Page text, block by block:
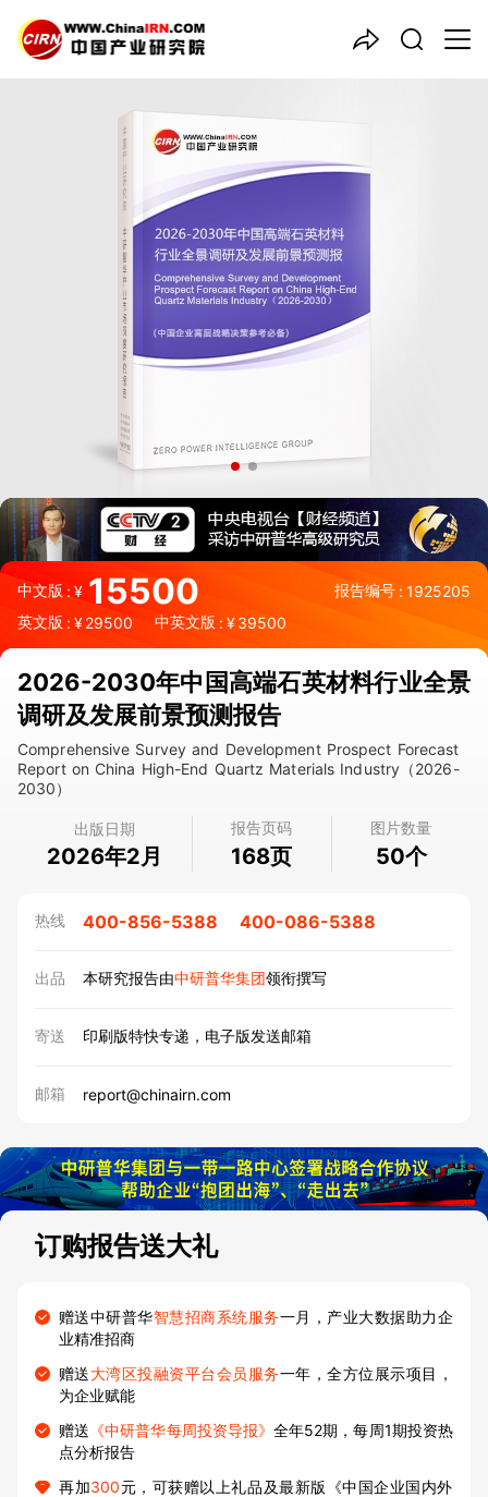
中文版:¥ 15500 报告编号 : 1925205
英文版 : ¥29500 中英文版 : ¥39500
2026-2030年中国高端石英材料行业全景
调研及发展前景预测报告
Comprehensive Survey and Development Prospect Forecast
Report on China High-End Quartz Materials Industry（2026-
2030）
出版日期
2026年2月
报告页码
168页
图片数量
50个
热线 400-856-5388 400-086-5388
出品 本研究报告由中研普华集团领衔撰写
寄送 印刷版特快专递，电子版发送邮箱
邮箱 report@chinairn.com
订购报告送大礼
赠送中研普华智慧招商系统服务一月，产业大数据助力企
业精准招商
赠送大湾区投融资平台会员服务一年，全方位展示项目，
为企业赋能
赠送 《中研普华每周投资导报》全年52期，每周1期投资热
点分析报告
再加300元，可获赠以上礼品及最新版《中国企业国内外
中国产业咨询领导者
2026-2030年中国
材料行业全景调研及发展前景
预测报告
品质保障，一年免费更新维护
出版日期：2026年2月
《2026-2030年中国高端石英材料行业全景调研及发展前景预测
报告》由中研普华高端石英材料行业分析专家领衔撰写，主要分析
了高端石英材料行业的市场规模、发展现状与投资前景，同时对高
端石英材料行业的未来发展做出科学的趋势预测和专业的高端石英
材料行业数据分析，帮助客户评估高端石英材料行业投资价值。
27年研究经验，深度洞察行业驱动力
多元化、高学历的实战型精英团队